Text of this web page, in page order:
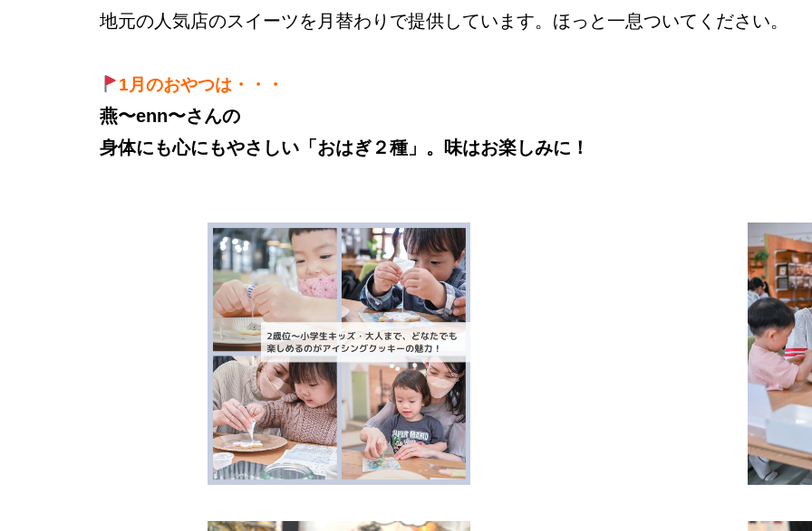
地元の人気店のスイーツを月替わりで提供しています。ほっと一息ついてください。
1月のおやつは・・・
燕〜enn〜さんの
身体にも心にもやさしい「おはぎ２種」。味はお楽しみに！